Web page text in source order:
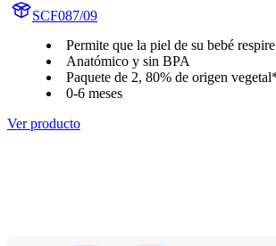
SCF087/09
Permite que la piel de su bebé respire
Anatómico y sin BPA
Paquete de 2, 80% de origen
0-6 meses
Ver producto